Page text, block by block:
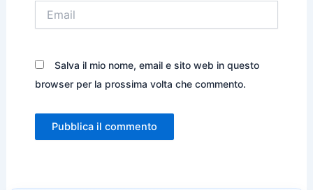
Salva il mio nome, email e sito web in questo
browser per la prossima volta che commento.